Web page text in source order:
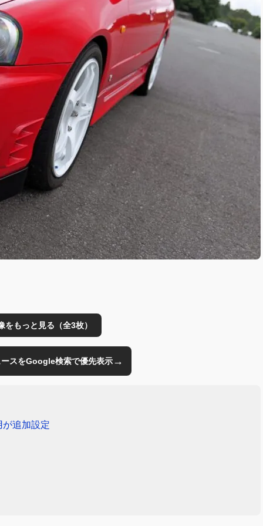
をもっと見る（全3枚）
スをGoogle検索で優先表示→
追加設定